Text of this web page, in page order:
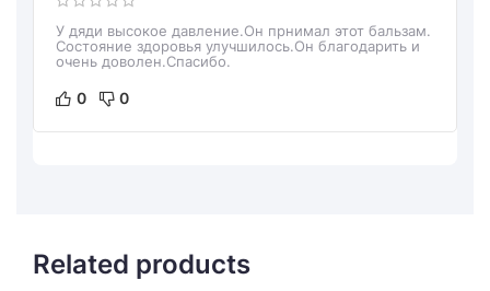
У дяди высокое давление.Он прнимал этот бальзам.
Состояние здоровья улучшилось.Он благодарить и
очень доволен.Спасибо.
0 0
Related products